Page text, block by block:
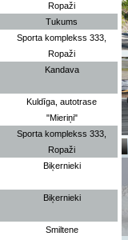
Ropaži
Tukums
Sporta komplekss 333,
Ropaži
Kandava
Kuldīga, autotrase
"Mieriņi"
Sporta komplekss 333,
Ropaži
Biķernieki
Biķernieki
Smiltene